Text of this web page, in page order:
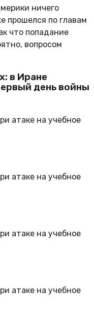
ничего
прошелся по главам
что попадание
вопросом
в Иране
день войны
атаке на учебное
атаке на учебное
атаке на учебное
атаке на учебное